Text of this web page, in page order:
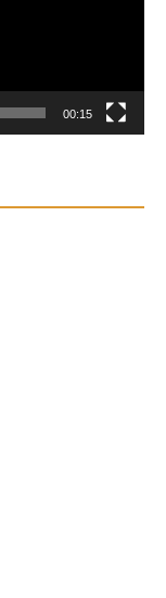
00:15